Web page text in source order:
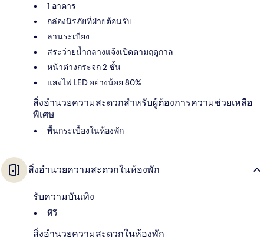
1 อาคาร
กล่องนิรภัยที่ฝ่ายต้อนรับ
ลานระเบียง
สระว่ายน้ำกลางแจ้งเปิดตามฤดูกาล
หน้าต่างกระจก 2 ชั้น
แสงไฟ LED อย่างน้อย 80%
สิ่งอำนวยความสะดวกสำหรับผู้ต้องการความช่วยเหลือ
พิเศษ
พื้นกระเบื้องในห้องพัก
สิ่งอำนวยความสะดวกในห้องพัก
รับความบันเทิง
ทีวี
สิ่งอำนวยความสะดวกในห้องพัก